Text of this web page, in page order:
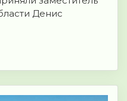
Денис